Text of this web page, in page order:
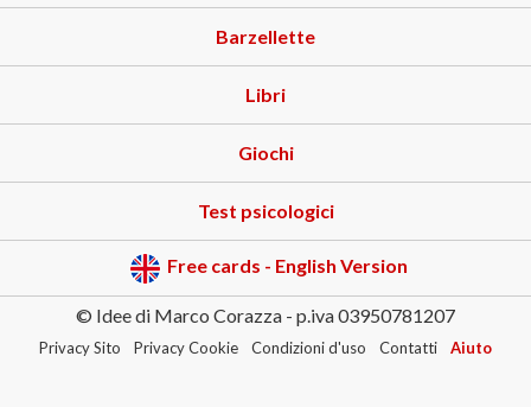
Barzellette
Libri
Giochi
Test psicologici
Free cards - English Version
© Idee di Marco Corazza - p.iva 03950781207
Privacy Sito Privacy Cookie Condizioni d'uso Contatti Aiuto